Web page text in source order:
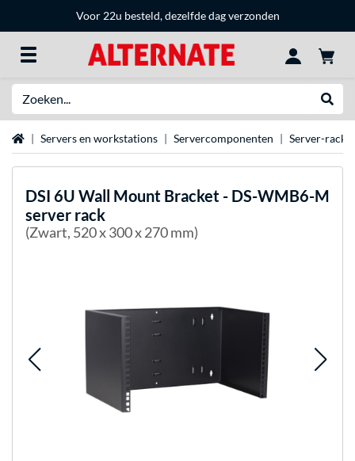
Voor 22u besteld, dezelfde dag verzonden
HomeServers en workstations Servercomponenten Server-racks
DSI 6U Wall Mount Bracket - DS-WMB6-M
server rack
(Zwart, 520 x 300 x 270 mm)